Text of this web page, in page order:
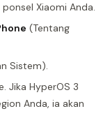
Xiaomi Anda.
(Tentang
Sistem).
Jika HyperOS 3
Anda, ia akan